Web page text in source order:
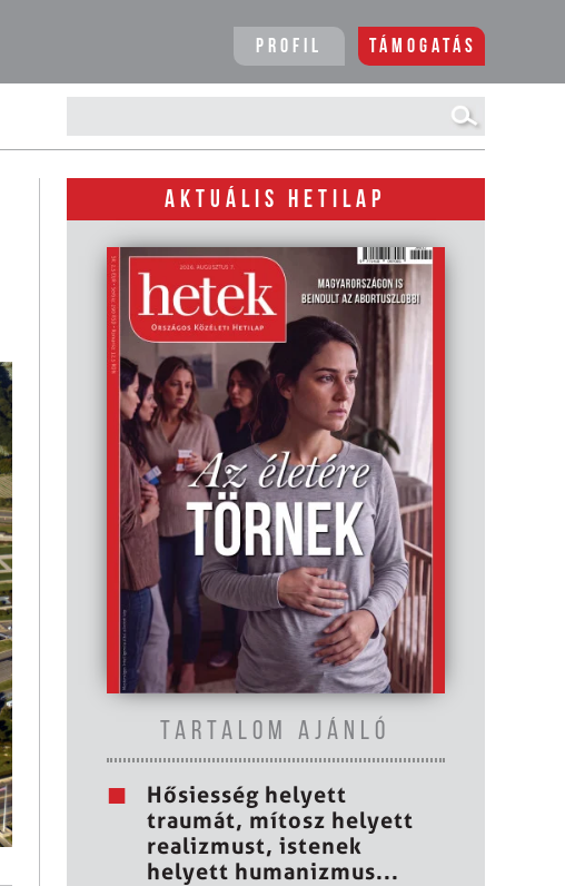
Profil Támogatás
AKTUÁLIS HETILAP
TARTALOM AJÁNLÓ
Hősiesség helyett
traumát, mítosz helyett
realizmust, istenek
helyett humanizmus...